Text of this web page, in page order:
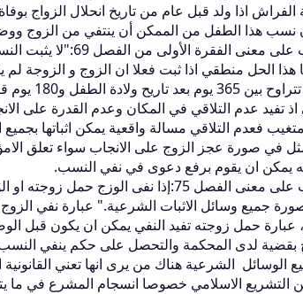
الفراش اذا ولد قبل عام من تاريخ انحلال الزواج
نسب هذا الطفل من الممكن أن ينتفي من الزوج
نفي النسب على معنى
هذا الحل منطقي اذا ثبت فعلا ان الزوج و الزوجة لم
المدة
تفيد عدم التلاقي في المكان وعدم القدرة على
فعدم التلاقي مسالة واقعية يمكن اثباتها
في صورة عجز الزوج على الانجاب سواء تعلق
يمكن ان يقوم برفع دعوى في نفي النسب.
نفي النسب على معنى الفصل 75:إذا نفى
جميع وسائل الاثبات الشرعية." عبارة نفي
حمل زوجته تفيد النفي يمكن ان يكون قبل
بقضية لدى المحكمة والتحصل على حكم ينفي
الوسائل الشرعية هناك من يرى انها تعني
الاسلامي خصوصا انسجام المشرع في ما